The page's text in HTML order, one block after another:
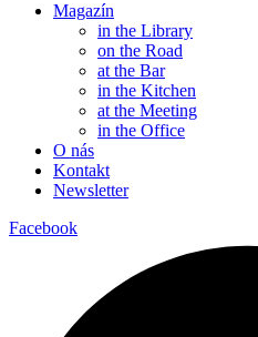
Magazín
in the Library
on the Road
at the Bar
in the Kitchen
at the Meeting
in the Office
O nás
Kontakt
Newsletter
Facebook